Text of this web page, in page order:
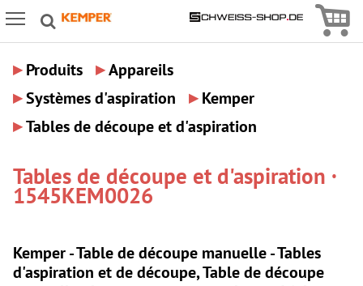
Icon Menu
▸ Produits ▸Appareils
▸Systèmes d'aspiration ▸ Kemper
▸Tables de découpe et d'aspiration
Tables de découpe et d'aspiration ·
1545KEM0026
Kemper - Table de découpe manuelle - Tables
d'aspiration et de découpe, Table de découpe